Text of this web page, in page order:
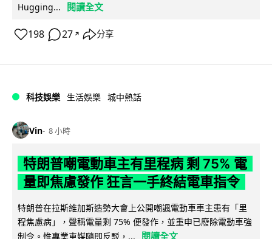
Hugging...
閱讀全文
198 27 ↗ 分享
科技娛樂 生活娛樂 城中熱話
Vin 8 小時
特朗普嘲電動車主有里程病 剩 75% 電
量即焦慮發作 狂言一手終結電車指令
特朗普在拉斯維加斯造勢大會上公開嘲諷電動車車主患有「里
程焦慮病」，聲稱電量剩 75% 便發作，並重申已廢除電動車強
制令。惟專業車媒隨即反駁，...
閱讀全文